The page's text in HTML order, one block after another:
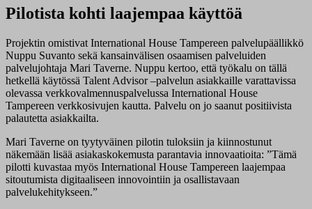
Pilotista kohti laajempaa käyttöä
Projektin omistivat International House Tampereen palvelupäällikkö
Nuppu Suvanto sekä kansainvälisen osaamisen palveluiden
palvelujohtaja Mari Taverne. Nuppu kertoo, että työkalu on tällä
hetkellä käytössä Talent Advisor –palvelun asiakkaille varattavissa
olevassa verkkovalmennuspalvelussa International House
Tampereen verkkosivujen kautta. Palvelu on jo saanut positiivista
palautetta asiakkailta.
Mari Taverne on tyytyväinen pilotin tuloksiin ja kiinnostunut
näkemään lisää asiakaskokemusta parantavia innovaatioita: ”Tämä
pilotti kuvastaa myös International House Tampereen laajempaa
sitoutumista digitaaliseen innovointiin ja osallistavaan
palvelukehitykseen.”